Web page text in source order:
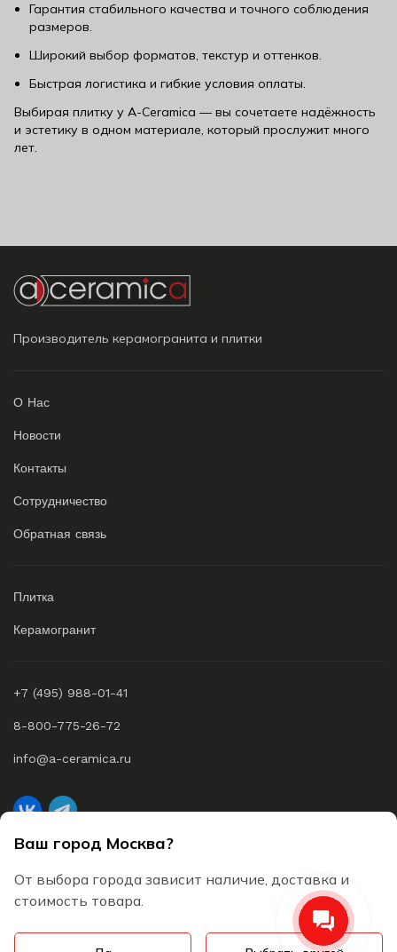
Ваш город Москва?
От выбора города зависит наличие, доставка и
стоимость товара.
Гарантия стабильного качества и точного соблюдения
размеров.
Широкий выбор форматов, текстур и оттенков.
Быстрая логистика и гибкие условия оплаты.
Выбирая плитку у A-Ceramica — вы сочетаете надёжность
и эстетику в одном материале, который прослужит много
лет.
Производитель керамогранита и плитки
О Нас
Новости
Контакты
Сотрудничество
Обратная связь
Плитка
Керамогранит
+7 (495) 988-01-41
8-800-775-26-72
info@a-ceramica.ru
Согласие на обработку персональных данных